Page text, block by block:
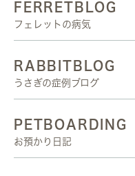
FERRETBLOG
フェレットの病気
RABBITBLOG
うさぎの症例ブログ
PETBOARDING
お預かり日記